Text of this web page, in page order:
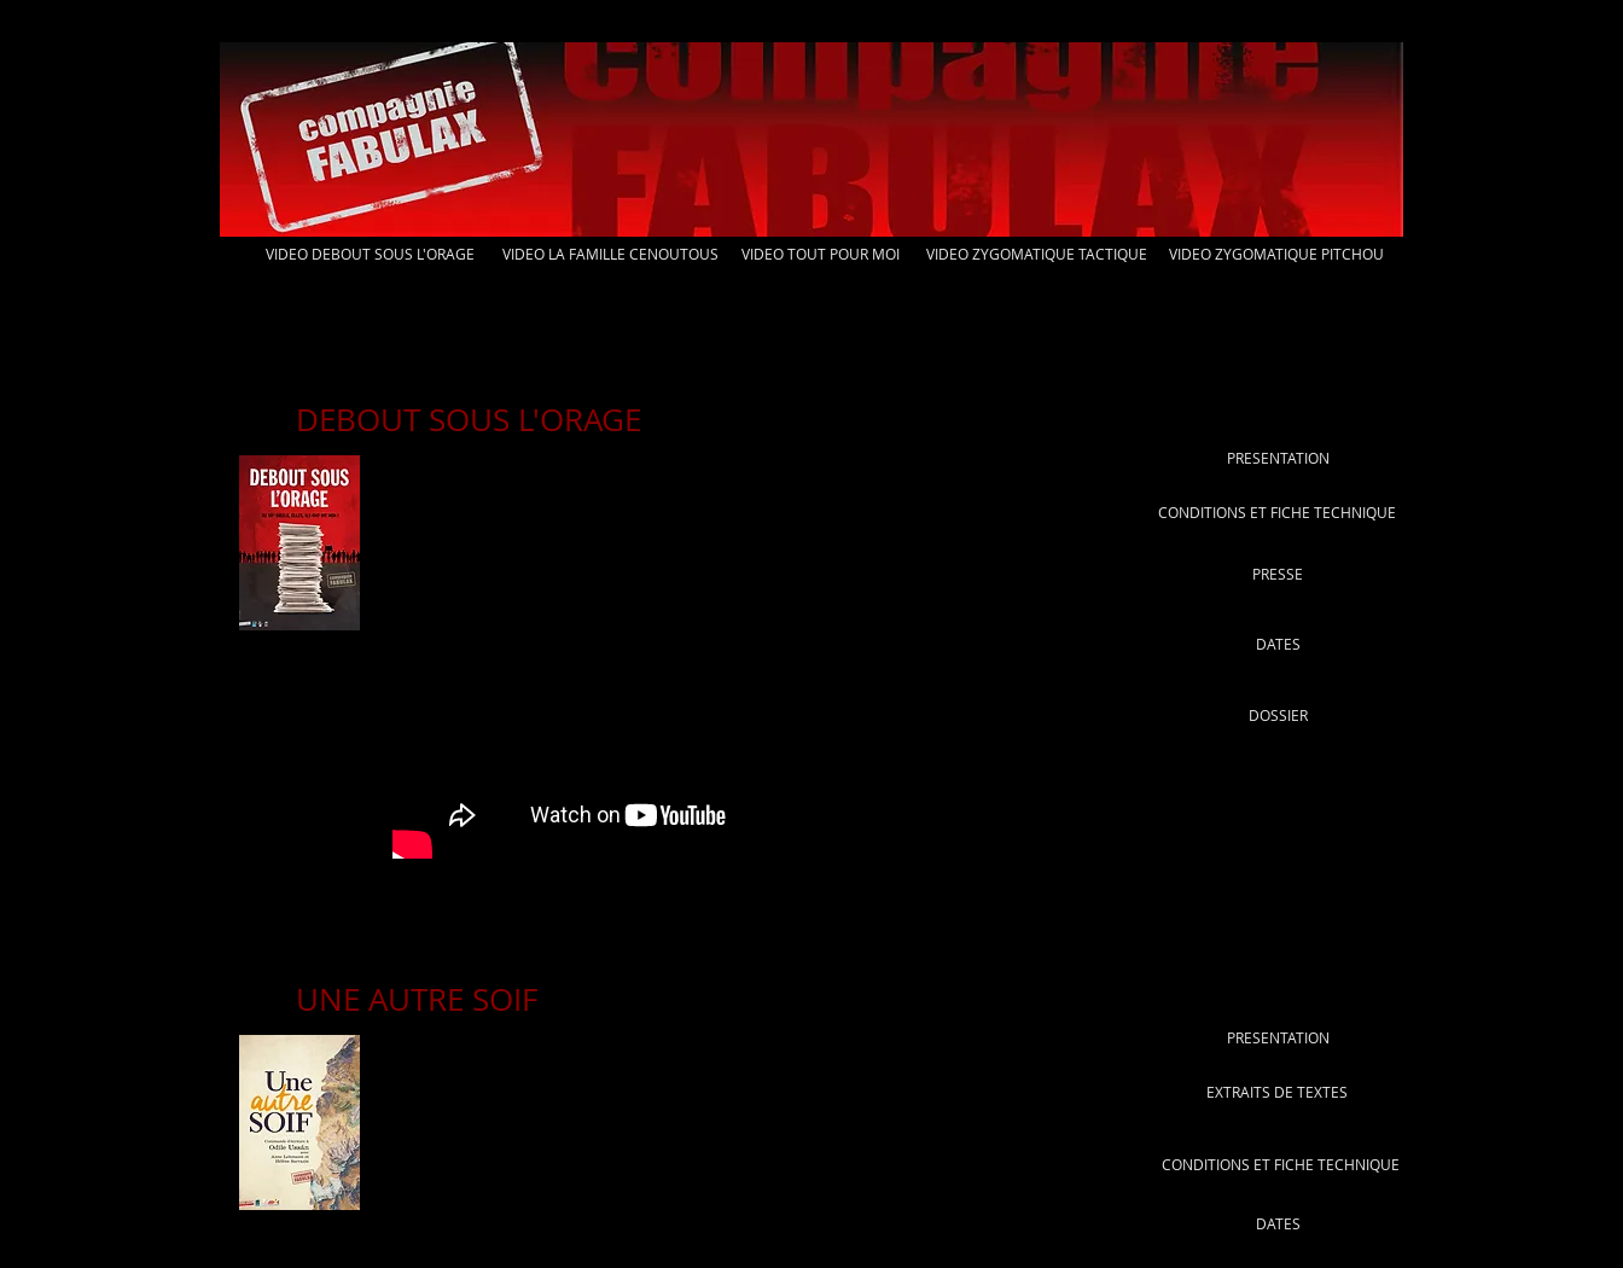
VIDEO DEBOUT SOUS L'ORAGE VIDEO LA FAMILLE CENOUTOUS VIDEO TOUT POUR MOI VIDEO ZYGOMATIQUE TACTIQUE VIDEO ZYGOMATIQUE PITCHOU
DEBOUT SOUS L'ORAGE
PRESENTATION
CONDITIONS ET FICHE TECHNIQUE
PRESSE
DATES
DOSSIER
UNE AUTRE SOIF
PRESENTATION
EXTRAITS DE TEXTES
CONDITIONS ET FICHE TECHNIQUE
DATES